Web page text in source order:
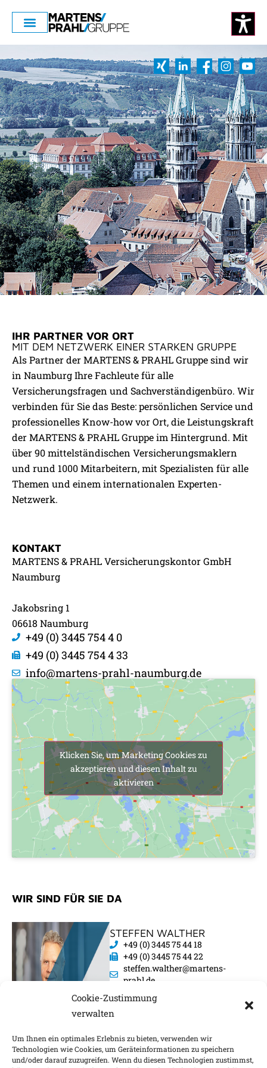
Cookie-Zustimmung
verwalten
Um Ihnen ein optimales Erlebnis zu bieten, verwenden wir
Technologien wie Cookies, um Geräteinformationen zu speichern
und/oder darauf zuzugreifen. Wenn du diesen Technologien zustimmst,
UNSER PARTNER
MARTENS & PRAHL
VERSICHERUNGSKONTOR
GMBH NAUMBURG
Direkt zur Partnerwebsite
IHR PARTNER VOR ORT
MIT DEM NETZWERK EINER STARKEN GRUPPE
Als Partner der MARTENS & PRAHL Gruppe sind wir
in Naumburg Ihre Fachleute für alle
Versicherungsfragen und Sachverständigenbüro. Wir
verbinden für Sie das Beste: persönlichen Service und
professionelles Know-how vor Ort, die Leistungskraft
der MARTENS & PRAHL Gruppe im Hintergrund. Mit
über 90 mittelständischen Versicherungsmaklern
und rund 1000 Mitarbeitern, mit Spezialisten für alle
Themen und einem internationalen Experten-
Netzwerk.
KONTAKT
MARTENS & PRAHL Versicherungskontor GmbH
Naumburg
Jakobsring 1
06618 Naumburg
+49 (0) 3445 754 4 0
+49 (0) 3445 754 4 33
info@martens-prahl-naumburg.de
Klicken Sie, um Marketing Cookies zu
akzeptieren und diesen Inhalt zu
aktivieren
WIR SIND FÜR SIE DA
STEFFEN WALTHER
+49 (0) 3445 75 44 18
+49 (0) 3445 75 44 22
steffen.walther@martens-
prahl.de